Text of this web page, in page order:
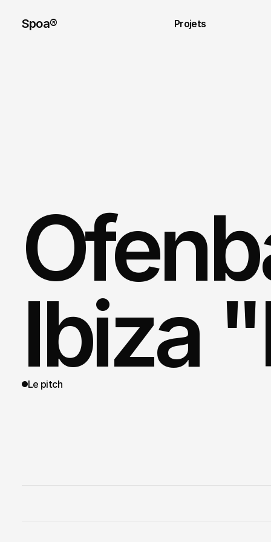
Spoa® Projets
Ibiza
Le pitch